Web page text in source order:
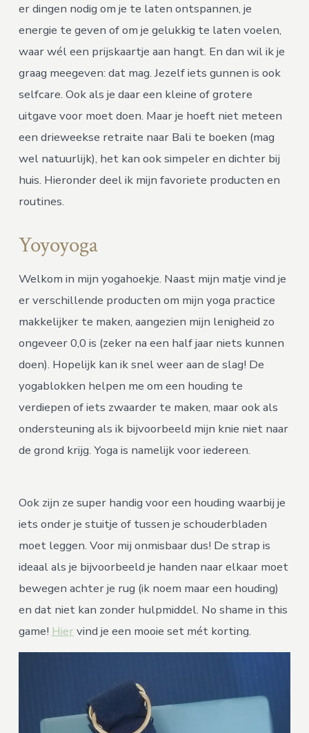
er dingen nodig om je te laten ontspannen, je
energie te geven of om je gelukkig te laten voelen,
waar wél een prijskaartje aan hangt. En dan wil ik je
graag meegeven: dat mag. Jezelf iets gunnen is ook
selfcare. Ook als je daar een kleine of grotere
uitgave voor moet doen. Maar je hoeft niet meteen
een drieweekse retraite naar Bali te boeken (mag
wel natuurlijk), het kan ook simpeler en dichter bij
huis. Hieronder deel ik mijn favoriete producten en
routines.
Yoyoyoga
Welkom in mijn yogahoekje. Naast mijn matje vind je
er verschillende producten om mijn yoga practice
makkelijker te maken, aangezien mijn lenigheid zo
ongeveer 0,0 is (zeker na een half jaar niets kunnen
doen). Hopelijk kan ik snel weer aan de slag! De
yogablokken helpen me om een houding te
verdiepen of iets zwaarder te maken, maar ook als
ondersteuning als ik bijvoorbeeld mijn knie niet naar
de grond krijg. Yoga is namelijk voor iedereen.
Ook zijn ze super handig voor een houding waarbij je
iets onder je stuitje of tussen je schouderbladen
moet leggen. Voor mij onmisbaar dus! De strap is
ideaal als je bijvoorbeeld je handen naar elkaar moet
bewegen achter je rug (ik noem maar een houding)
en dat niet kan zonder hulpmiddel. No shame in this
game! Hier vind je een mooie set mét korting.